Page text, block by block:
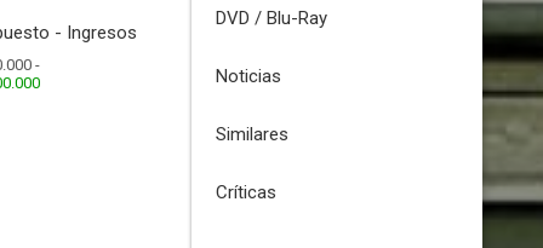
- Ingresos
-
DVD / Blu-Ray
Noticias
Similares
Críticas